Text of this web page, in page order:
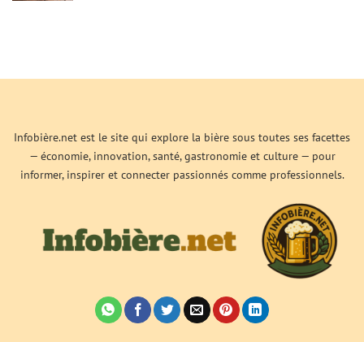
Infobière.net est le site qui explore la bière sous toutes ses facettes
— économie, innovation, santé, gastronomie et culture — pour
informer, inspirer et connecter passionnés comme professionnels.